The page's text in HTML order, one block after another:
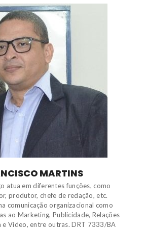
MARTINS
atua em diferentes funções, como
produtor, chefe de redação, etc.
comunicação organizacional como
ao Marketing, Publicidade, Relações
e Vídeo, entre outras. DRT 7333/BA